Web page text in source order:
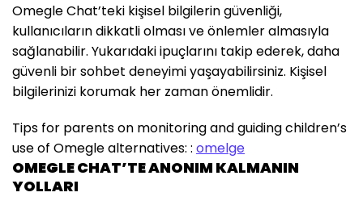
Omegle Chat’teki kişisel bilgilerin güvenliği,
kullanıcıların dikkatli olması ve önlemler almasıyla
sağlanabilir. Yukarıdaki ipuçlarını takip ederek, daha
güvenli bir sohbet deneyimi yaşayabilirsiniz. Kişisel
bilgilerinizi korumak her zaman önemlidir.
Tips for parents on monitoring and guiding children’s
use of Omegle alternatives: : omelge
OMEGLE CHAT’TE ANONIM KALMANIN
YOLLARI